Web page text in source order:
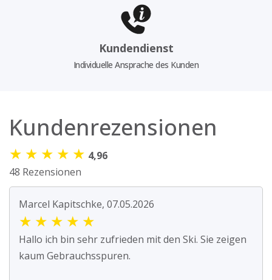
Kundendienst
Individuelle Ansprache des Kunden
Kundenrezensionen
★ ★ ★ ★ ★ 4,96
48 Rezensionen
Marcel Kapitschke, 07.05.2026
★ ★ ★ ★ ★
Hallo ich bin sehr zufrieden mit den Ski. Sie zeigen
kaum Gebrauchsspuren.